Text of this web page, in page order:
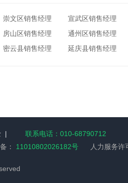
崇文区销售经理 宣武区销售经理
房山区销售经理 通州区销售经理
密云县销售经理 延庆县销售经理
|
联系电话：010-68790712
： 11010802026182号 人力服务许